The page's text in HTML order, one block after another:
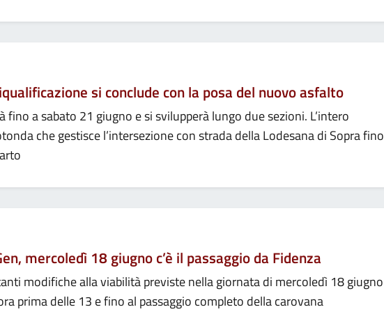
si conclude con la posa del nuovo asfalto
fino a sabato 21 giugno e si svilupperà lungo due sezioni. L’intero
che gestisce l’intersezione con strada della Lodesana di Sopra fino
mercoledì 18 giugno c’è il passaggio da Fidenza
modifiche alla viabilità previste nella giornata di mercoledì 18 giugno
prima delle 13 e fino al passaggio completo della carovana